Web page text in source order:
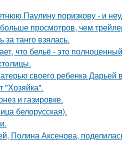
Паулину поризкову - и
просмотров, чем
танго взялась.
что бельё - это
своего ребенка Дарьей
"Хозяйка".
и газировке.
белорусская).
Полина Аксенова,